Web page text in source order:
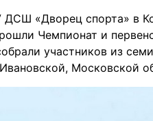
«Дворец спорта» в
Чемпионат и
участников из
Московской